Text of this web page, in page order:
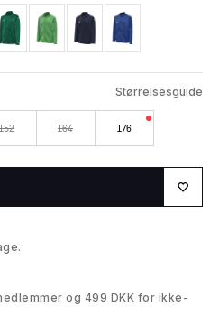
Størrelsesguide
152 164 176
og 499 DKK for ikke-